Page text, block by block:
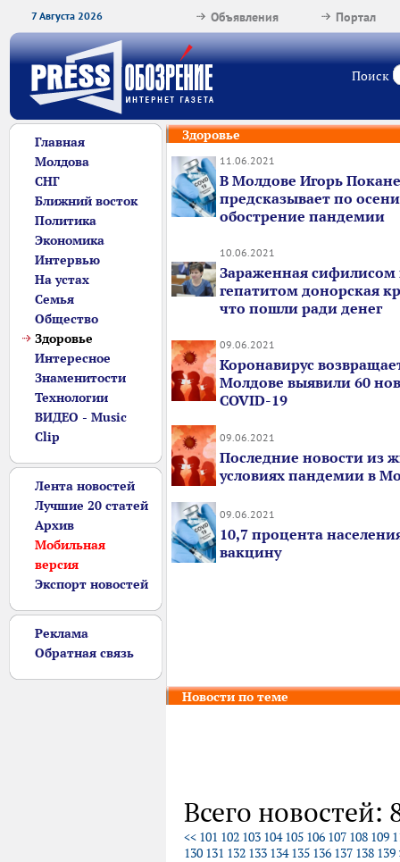
7 Августа 2026 Портал
Объявления
Поиск
Главная
Молдова
СНГ
Ближний восток
Политика
Экономика
Интервью
На устах
Семья
Общество
Здоровье
Интересное
Знаменитости
Технологии
ВИДЕО - Music
Clip
Лента новостей
Лучшие 20 статей
Архив
Мобильная
версия
Экспорт новостей
Реклама
Обратная связь
Здоровье
11.06.2021
В Молдове Игорь
предсказывает по осени
обострение пандемии
10.06.2021
Зараженная сифилисом
гепатитом донорская
что пошли ради денег
09.06.2021
Коронавирус
Молдове выявили 60
COVID-19
09.06.2021
Последние новости из
условиях пандемии в
09.06.2021
10,7 процента
вакцину
Новости по теме
Всего новостей:
<< 101 102 103 104 105 106 107 108 109
130 131 132 133 134 135 136 137 138 139